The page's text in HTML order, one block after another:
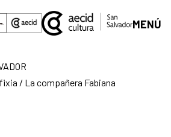
MENÚ
/ La compañera Fabiana